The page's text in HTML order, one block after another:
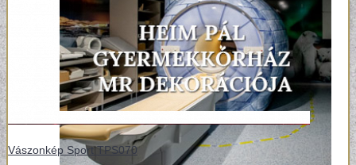
Vászonkép Sport TPS070